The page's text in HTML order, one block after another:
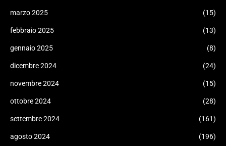
marzo 2025 (15)
febbraio 2025 (13)
gennaio 2025 (8)
dicembre 2024 (24)
novembre 2024 (15)
ottobre 2024 (28)
settembre 2024 (161)
agosto 2024 (196)